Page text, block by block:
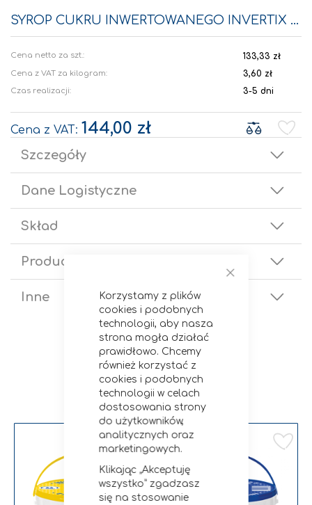
Korzystamy z plików
cookies i podobnych
technologii, aby nasza
strona mogła działać
prawidłowo. Chcemy
również korzystać z
cookies i podobnych
technologii w celach
dostosowania strony
do użytkowników,
analitycznych oraz
marketingowych.
Klikając „Akceptuję
wszystko” zgadzasz
się na stosowanie
SYROP CUKRU INWERTOWANEGO INVERTIX 72 40KG
144,00 zł
133,33 zł
Czas realizacji: 3-5 dni
Cena z VAT za kilogram: 3,60 zł
na
Szczegóły
Dane Logistyczne
Skład
Producent
Inne
Zobacz podobne
Dodaj do listy życzeń Dodaj do listy życzeń